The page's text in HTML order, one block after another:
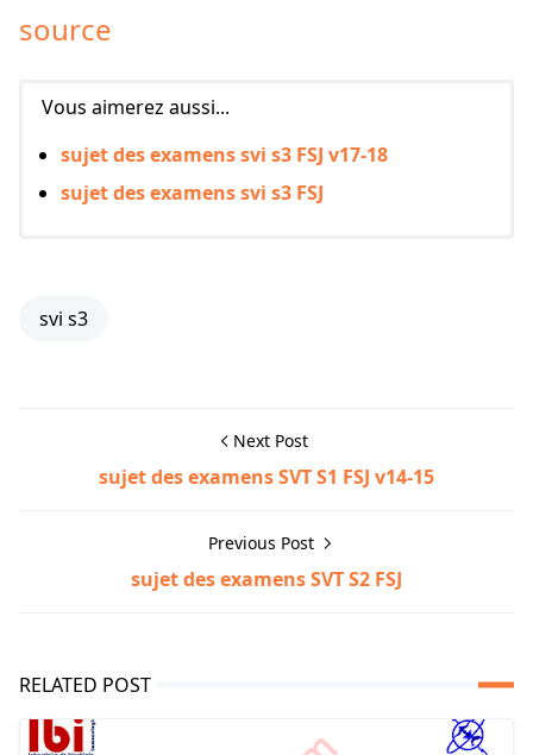
source
Vous aimerez aussi...
sujet des examens svi s3 FSJ v17-18
sujet des examens svi s3 FSJ
svi s3
Next Post
sujet des examens SVT S1 FSJ v14-15
Previous Post
sujet des examens SVT S2 FSJ
RELATED POST